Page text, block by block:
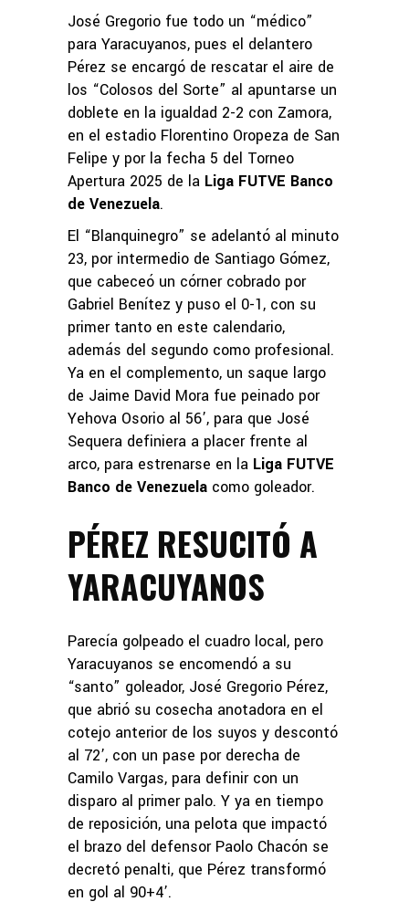
José Gregorio fue todo un “médico”
para Yaracuyanos, pues el delantero
Pérez se encargó de rescatar el aire de
los “Colosos del Sorte” al apuntarse un
doblete en la igualdad 2-2 con Zamora,
en el estadio Florentino Oropeza de San
Felipe y por la fecha 5 del Torneo
Apertura 2025 de la Liga FUTVE Banco
de Venezuela.
El “Blanquinegro” se adelantó al minuto
23, por intermedio de Santiago Gómez,
que cabeceó un córner cobrado por
Gabriel Benítez y puso el 0-1, con su
primer tanto en este calendario,
además del segundo como profesional.
Ya en el complemento, un saque largo
de Jaime David Mora fue peinado por
Yehova Osorio al 56’, para que José
Sequera definiera a placer frente al
arco, para estrenarse en la Liga FUTVE
Banco de Venezuela como goleador.
PÉREZ RESUCITÓ A
YARACUYANOS
Parecía golpeado el cuadro local, pero
Yaracuyanos se encomendó a su
“santo” goleador, José Gregorio Pérez,
que abrió su cosecha anotadora en el
cotejo anterior de los suyos y descontó
al 72’, con un pase por derecha de
Camilo Vargas, para definir con un
disparo al primer palo. Y ya en tiempo
de reposición, una pelota que impactó
el brazo del defensor Paolo Chacón se
decretó penalti, que Pérez transformó
en gol al 90+4’.